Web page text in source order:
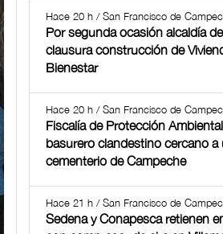
Hace 20 h / San Francisco de
Por segunda ocasión alcaldía
clausura construcción de
Bienestar
Hace 20 h / San Francisco de
Fiscalía de Protección
basurero clandestino cercano a
cementerio de Campeche
Hace 21 h / San Francisco de
Sedena y Conapesca retienen